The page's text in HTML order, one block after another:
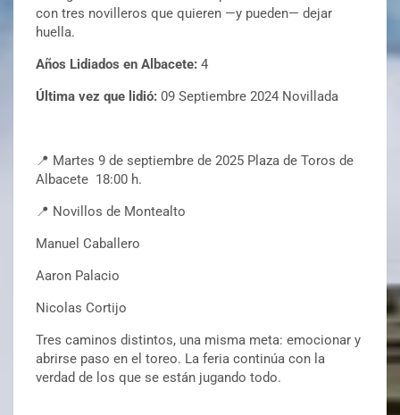
con tres novilleros que quieren —y pueden— dejar
huella.
Años Lidiados en Albacete: 4
Última vez que lidió: 09 Septiembre 2024 Novillada
📍 Martes 9 de septiembre de 2025 Plaza de Toros de
Albacete 18:00 h.
📍 Novillos de Montealto
Manuel Caballero
Aaron Palacio
Nicolas Cortijo
Tres caminos distintos, una misma meta: emocionar y
abrirse paso en el toreo. La feria continúa con la
verdad de los que se están jugando todo.